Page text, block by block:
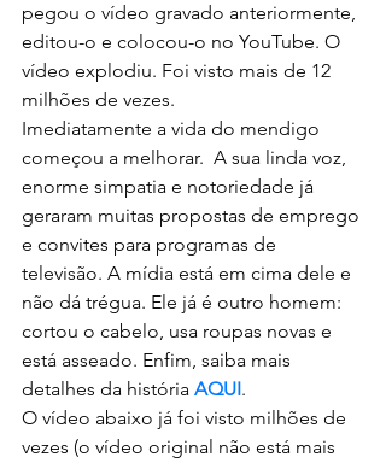
pegou o vídeo gravado anteriormente,
editou-o e colocou-o no YouTube. O
vídeo explodiu. Foi visto mais de 12
milhões de vezes.
Imediatamente a vida do mendigo
começou a melhorar.  A sua linda voz,
enorme simpatia e notoriedade já
geraram muitas propostas de emprego
e convites para programas de
televisão. A mídia está em cima dele e
não dá trégua. Ele já é outro homem:
cortou o cabelo, usa roupas novas e
está asseado. Enfim, saiba mais
detalhes da história AQUI.
O vídeo abaixo já foi visto milhões de
vezes (o vídeo original não está mais